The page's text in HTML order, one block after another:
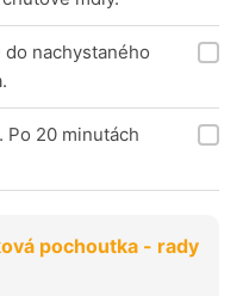
nachystaného
Po 20 minutách
pochoutka - rady